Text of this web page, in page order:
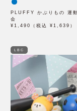
PLUFFY かぶりもの 運動
会
¥1,490（税込 ¥1,639）
LBC